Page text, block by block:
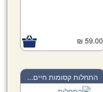
59.00 ₪
התחלות קסומות חיים...